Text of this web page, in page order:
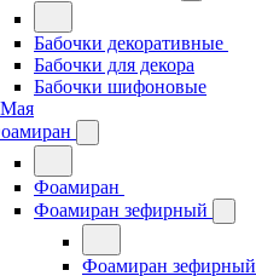
Бабочки декоративные
Бабочки для декора
Бабочки шифоновые
Фоамиран
Фоамиран зефирный
Фоамиран зефирный